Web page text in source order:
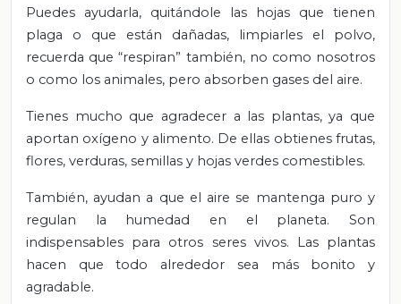
Puedes ayudarla, quitándole las hojas que tienen
plaga o que están dañadas, limpiarles el polvo,
recuerda que “respiran” también, no como nosotros
o como los animales, pero absorben gases del aire.
Tienes mucho que agradecer a las plantas, ya que
aportan oxígeno y alimento. De ellas obtienes frutas,
flores, verduras, semillas y hojas verdes comestibles.
También, ayudan a que el aire se mantenga puro y
regulan la humedad en el planeta. Son
indispensables para otros seres vivos. Las plantas
hacen que todo alrededor sea más bonito y
agradable.